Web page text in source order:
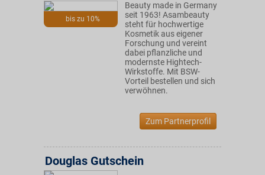
bis zu 10%
Beauty made in Germany
seit 1963! Asambeauty
steht für hochwertige
Kosmetik aus eigener
Forschung und vereint
dabei pflanzliche und
modernste Hightech-
Wirkstoffe. Mit BSW-
Vorteil bestellen und sich
verwöhnen.
Zum Partnerprofil
Douglas Gutschein